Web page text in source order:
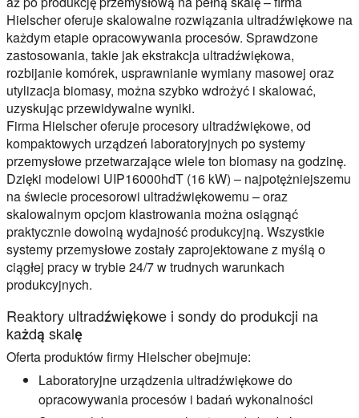
Hielscher oferuje skalowalne rozwiązania ultradźwiękowe na
każdym etapie opracowywania procesów. Sprawdzone
zastosowania, takie jak ekstrakcja ultradźwiękowa,
rozbijanie komórek, usprawnianie wymiany masowej oraz
utylizacja biomasy, można szybko wdrożyć i skalować,
uzyskując przewidywalne wyniki.
Firma Hielscher oferuje procesory ultradźwiękowe, od
kompaktowych urządzeń laboratoryjnych po systemy
przemysłowe przetwarzające wiele ton biomasy na godzinę.
Dzięki modelowi UIP16000hdT (16 kW) – najpotężniejszemu
na świecie procesorowi ultradźwiękowemu – oraz
skalowalnym opcjom klastrowania można osiągnąć
praktycznie dowolną wydajność produkcyjną. Wszystkie
systemy przemysłowe zostały zaprojektowane z myślą o
ciągłej pracy w trybie 24/7 w trudnych warunkach
produkcyjnych.
Reaktory ultradźwiękowe i sondy do produkcji na
każdą skalę
Oferta produktów firmy Hielscher obejmuje:
Laboratoryjne urządzenia ultradźwiękowe do
opracowywania procesów i badań wykonalności